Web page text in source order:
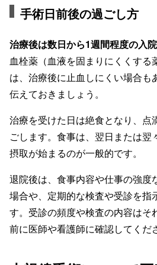
手術日前後の過ごし方
治療後は数日から1週間程度の入
血栓薬（血液を固まりにくくする
は、治療後に止血しにくい場合も
伝えておきましょう。
治療を受けた日は絶食となり、点
ごします。食事は、翌日または翌
摂取が始まるのが一般的です。
退院後は、食事内容や仕事の強度
場合や、定期的な検査や受診を指
す。受診の頻度や検査の内容はそ
前に医師や看護師に確認してくだ